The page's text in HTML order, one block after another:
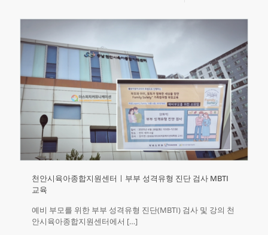
천안시육아종합지원센터ㅣ부부 성격유형 진단 검사 MBTI
교육
예비 부모를 위한 부부 성격유형 진단(MBTI) 검사 및 강의 천
안시육아종합지원센터에서 […]